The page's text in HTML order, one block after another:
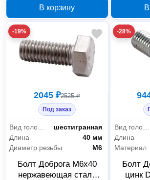
В корзину
-19%
2045 ₽2525 ₽
Под заказ
шестигранная
Длина
40 мм
Диаметр резьбы
М6
Болт Доброга М6x40
нержавеющая сталь
-28%
Вид головки
Длина
Материал
Болт
цинк